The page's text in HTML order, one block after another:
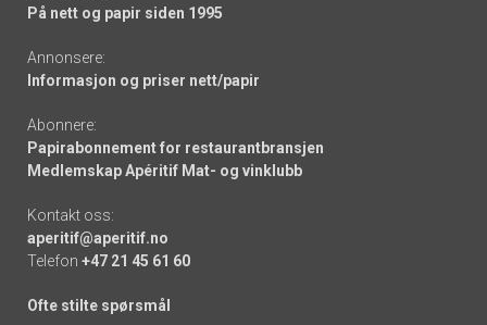
På nett og papir siden 1995
Annonsere:
Informasjon og priser nett/papir
Abonnere:
Papirabonnement for restaurantbransjen
Medlemskap Apéritif Mat- og vinklubb
Kontakt oss:
aperitif@aperitif.no
Telefon +47 21 45 61 60
Ofte stilte spørsmål